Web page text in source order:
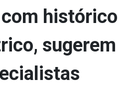
histórico
sugerem